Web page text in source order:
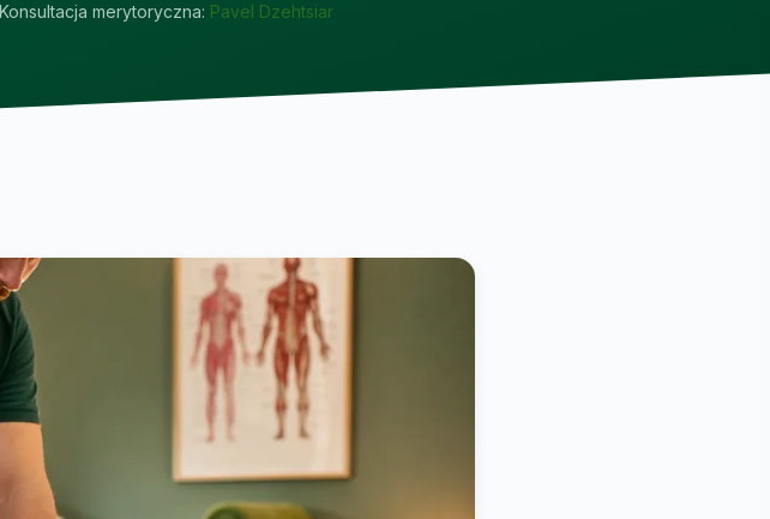
Konsultacja merytoryczna: Pavel Dzehtsiar